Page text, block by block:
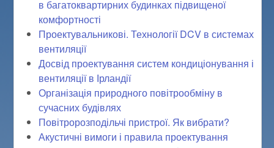
в багатоквартирних будинках підвищеної
комфортності
Проектувальникові. Технології DCV в системах
вентиляції
Досвід проектування систем кондиціонування і
вентиляції в Ірландії
Організація природного повітрообміну в
сучасних будівлях
Повітророзподільчі пристрої. Як вибрати?
Акустичні вимоги і правила проектування